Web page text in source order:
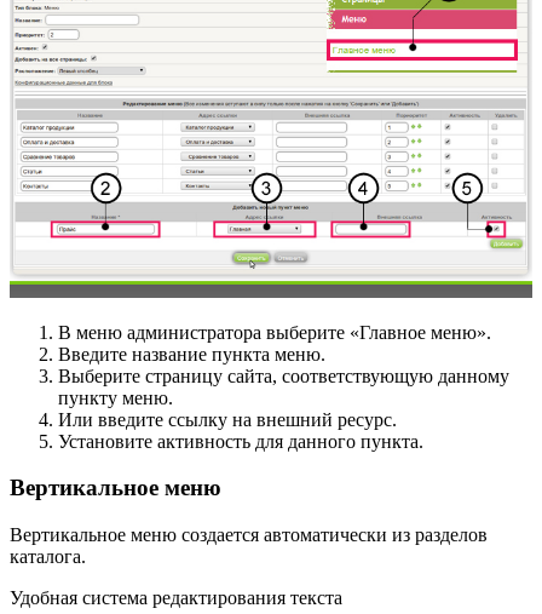
В меню администратора выберите «Главное меню».
Введите название пункта меню.
Выберите страницу сайта, соответствующую данному
пункту меню.
Или введите ссылку на внешний ресурс.
Установите активность для данного пункта.
Вертикальное меню
Вертикальное меню создается автоматически из разделов
каталога.
Удобная система редактирования текста